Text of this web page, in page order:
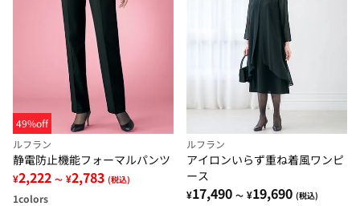
49%off
ルフラン
静電防止機能フォーマルパンツ
¥2,222 ～ ¥2,783 (税込)
1colors
ルフラン
アイロンいらず重ね着風ワンピ
ース
¥17,490 ～ ¥19,690 (税込)